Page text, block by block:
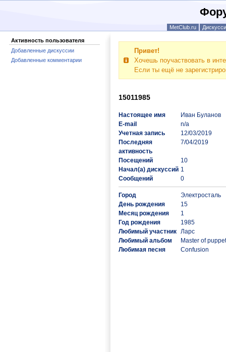
MetClub.ru
Активность пользователя
Добавленные дискуссии
Добавленные комментарии
Привет!
Хочешь поучаствовать в
Если ты ещё не
15011985
Настоящее имя
Иван Буланов
E-mail
n/a
Учетная запись
12/03/2019
Последняя
активность
7/04/2019
Посещений
10
Начал(а) дискуссий 1
Сообщений
0
Город
Электросталь
День рождения
15
Месяц рождения
1
Год рождения
1985
Любимый участник Ларс
Любимый альбом
Master of
Любимая песня
Confusion